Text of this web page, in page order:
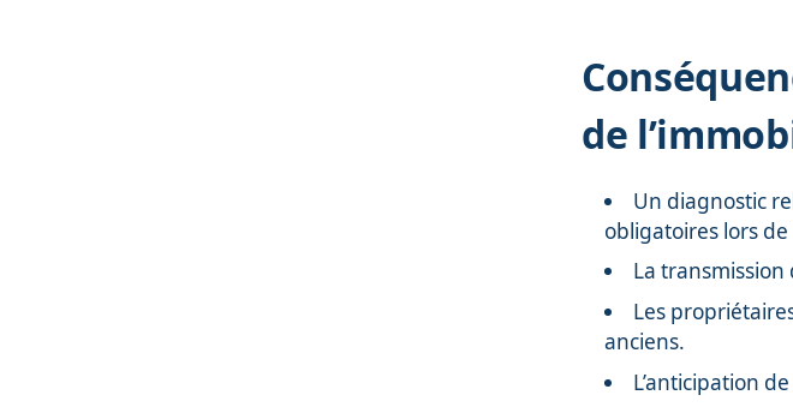
de
Un diagnostic
obligatoires lors
La transmission
Les
anciens.
L’anticipation